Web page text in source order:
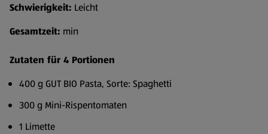
Schwierigkeit: Leicht
Gesamtzeit: min
Zutaten für 4 Portionen
400 g GUT BIO Pasta, Sorte: Spaghetti
300 g Mini-Rispentomaten
1 Limette